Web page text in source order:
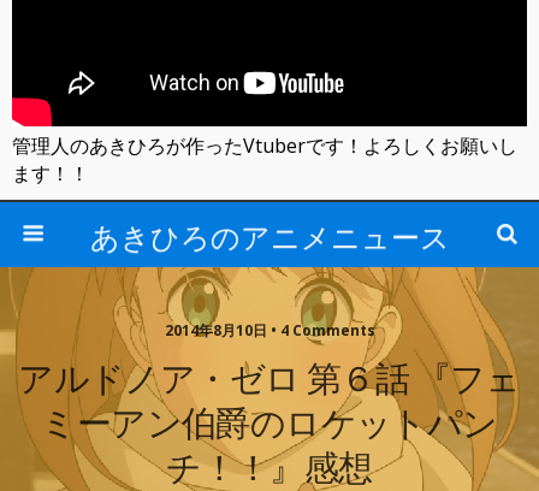
あきひろのアニメニュース
2014年8月10日 • 4 Comments
アルドノア・ゼロ 第６話 『フェ
ミーアン伯爵のロケットパン
チ！！』感想
管理人のあきひろが作ったVtuberです！よろしくお願いし
ます！！